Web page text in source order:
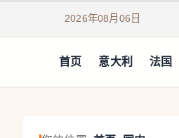
2026年08月06日
首页 意大利 法国